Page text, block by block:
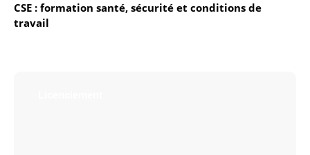
CSE : formation santé, sécurité et conditions de
travail